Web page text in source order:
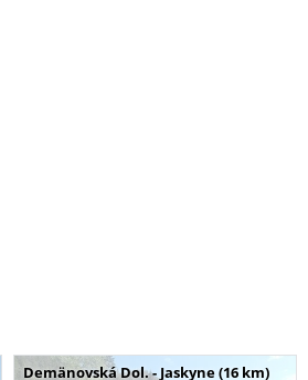
Demänovská Dol. - Jaskyne (16 km)